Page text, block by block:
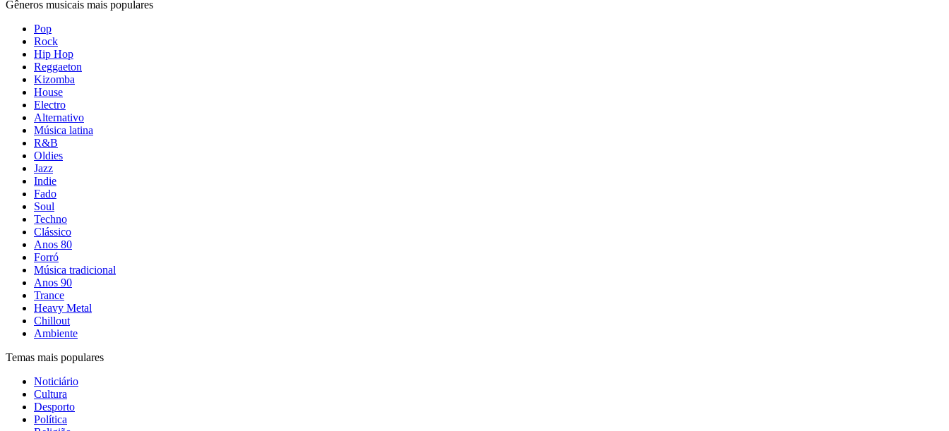
Gêneros musicais mais populares
Pop
Rock
Hip Hop
Reggaeton
Kizomba
House
Electro
Alternativo
Música latina
R&B
Oldies
Jazz
Indie
Fado
Soul
Techno
Clássico
Anos 80
Forró
Música tradicional
Anos 90
Trance
Heavy Metal
Chillout
Ambiente
Temas mais populares
Noticiário
Cultura
Desporto
Política